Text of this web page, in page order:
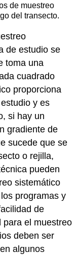
de muestreo
del transecto.
de estudio se
toma una
cuadrado
proporciona
y es
si hay un
gradiente de
sucede que se
o rejilla,
pueden
sistemático
programas y
de
para el muestreo
deben ser
algunos